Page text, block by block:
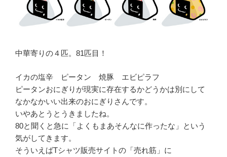
中華寄りの４匹。81匹目！
イカの塩辛 ピータン 焼豚 エビピラフ
ピータンおにぎりが現実に存在するかどうかは別にして
なかなかいい出来のおにぎりさんです。
いやあとうとうきましたね。
80と聞くと急に「よくもまあそんなに作ったな」という
気がしてきます。
そういえばTシャツ販売サイトの「売れ筋」に